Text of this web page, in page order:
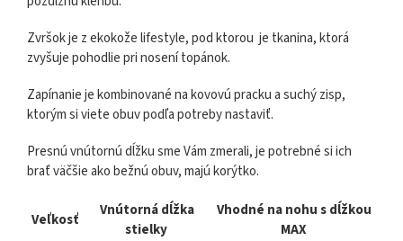
Zvršok je z ekokože lifestyle, pod ktorou je tkanina, ktorá
zvyšuje pohodlie pri nosení topánok.
Zapínanie je kombinované na kovovú pracku a suchý zisp,
ktorým si viete obuv podľa potreby nastaviť.
Presnú vnútornú dĺžku sme Vám zmerali, je potrebné si ich
brať väčšie ako bežnú obuv, majú korýtko.
Veľkosť
Vnútorná dĺžka
stielky
Vhodné na nohu s dĺžkou
MAX